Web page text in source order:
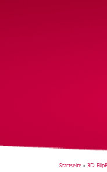
Startseite » 3D